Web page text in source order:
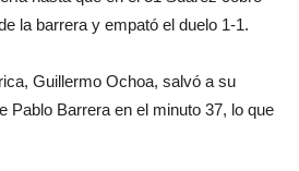
la barrera y empató el duelo 1-1.
Guillermo Ochoa, salvó a su
Pablo Barrera en el minuto 37, lo que